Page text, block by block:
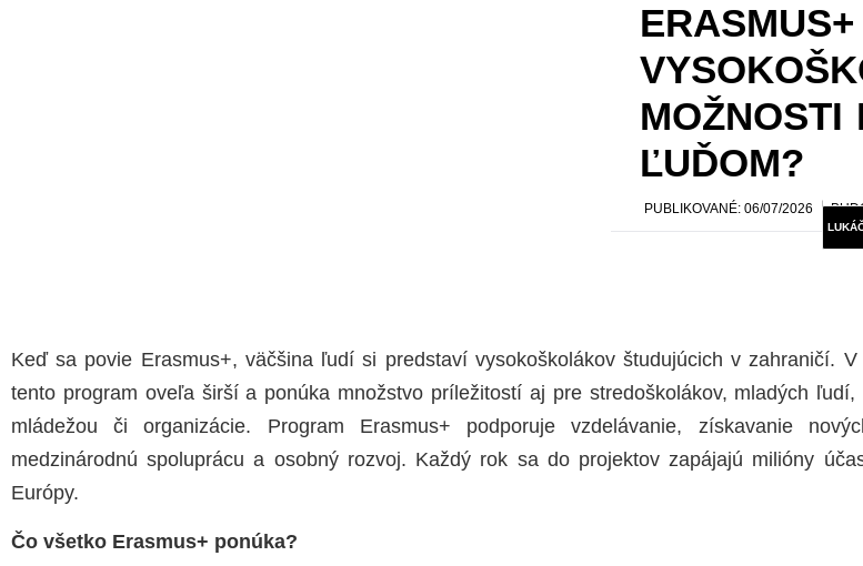
MOŽNOSTI
ĽUĎOM?
PUBLIKOVANÉ: 06/07/2026
Keď sa povie Erasmus+, väčšina ľudí si predstaví vysokoškolákov študujúcich v zahraničí.
tento program oveľa širší a ponúka množstvo príležitostí aj pre stredoškolákov, mladých ľudí,
mládežou či organizácie. Program Erasmus+ podporuje vzdelávanie, získavanie
medzinárodnú spoluprácu a osobný rozvoj. Každý rok sa do projektov zapájajú milióny
Európy.
Čo všetko Erasmus+ ponúka?